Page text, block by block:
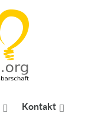
Kontakt